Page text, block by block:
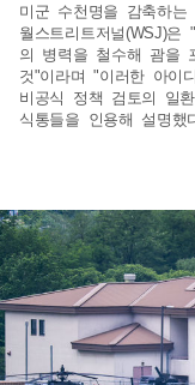
미군 수천명을 감축하는
월스트리트저널(WSJ)
의 병력을 철수해 괌을
것"이라며 "이러한 아이
비공식 정책 검토의 일
식통들을 인용해 설명했